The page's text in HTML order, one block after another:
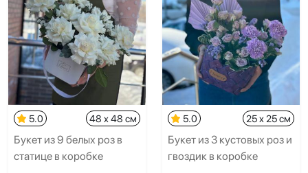
5.0 48 x 48 см
Букет из 9 белых роз в
статице в коробке
5.0 25 x 25 см
Букет из 3 кустовых роз и
гвоздик в коробке